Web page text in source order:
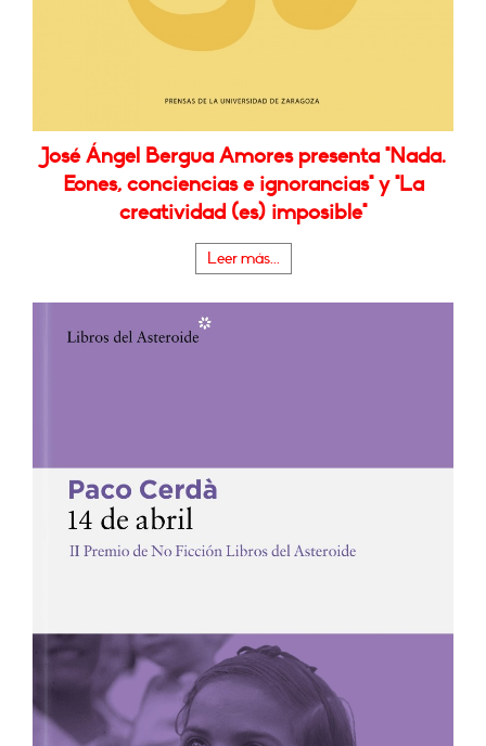
José Ángel Bergua Amores presenta "Nada.
Eones, conciencias e ignorancias" y "La
creatividad (es) imposible"
Leer más...